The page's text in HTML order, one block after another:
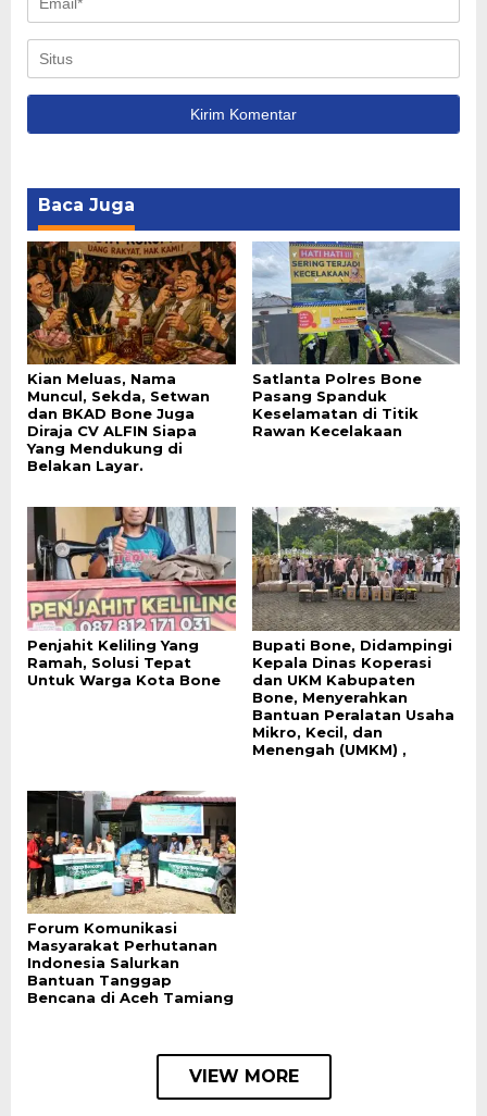
Baca Juga
Kian Meluas, Nama
Muncul, Sekda, Setwan
dan BKAD Bone Juga
Diraja CV ALFIN Siapa
Yang Mendukung di
Belakan Layar.
Satlanta Polres Bone
Pasang Spanduk
Keselamatan di Titik
Rawan Kecelakaan
Penjahit Keliling Yang
Ramah, Solusi Tepat
Untuk Warga Kota Bone
Bupati Bone, Didampingi
Kepala Dinas Koperasi
dan UKM Kabupaten
Bone, Menyerahkan
Bantuan Peralatan Usaha
Mikro, Kecil, dan
Menengah (UMKM) ,
Forum Komunikasi
Masyarakat Perhutanan
Indonesia Salurkan
Bantuan Tanggap
Bencana di Aceh Tamiang
VIEW MORE